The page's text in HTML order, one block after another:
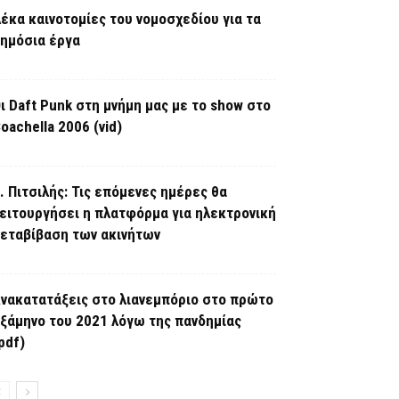
καινοτομίες του νομοσχεδίου για τα
έργα
Daft Punk στη μνήμη μας με το show στο
2006 (vid)
Πιτσιλής: Τις επόμενες ημέρες θα
η πλατφόρμα για ηλεκτρονική
των ακινήτων
στο λιανεμπόριο στο πρώτο
του 2021 λόγω της πανδημίας